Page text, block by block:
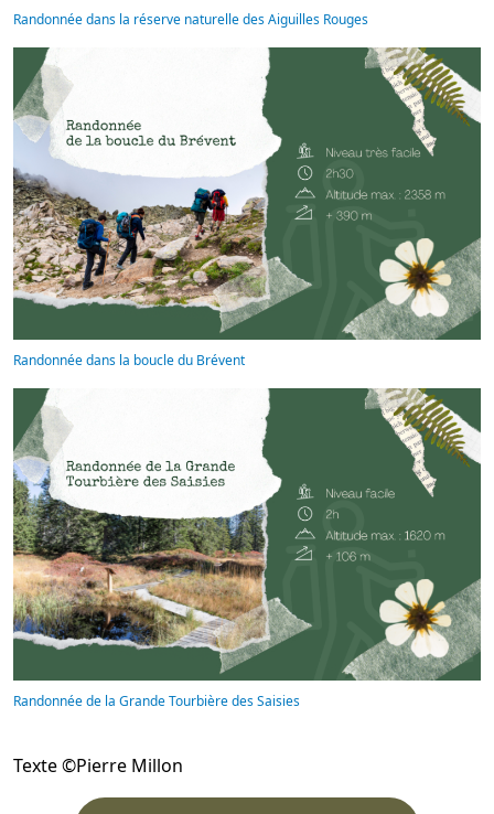
Randonnée dans la réserve naturelle des Aiguilles Rouges
Randonnée dans la boucle du Brévent
Randonnée de la Grande Tourbière des Saisies
Texte ©Pierre Millon